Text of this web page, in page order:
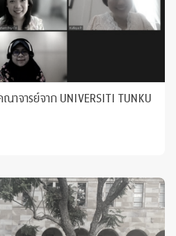
จารย์จาก UNIVERSITI TUNKU